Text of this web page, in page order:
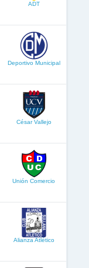
ADT
Deportivo Municipal
César Vallejo
Unión Comercio
Alianza Atlético